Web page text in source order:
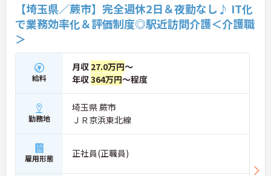
【埼玉県／蕨市】完全週休2日＆夜勤なし♪ IT化
で業務効率化＆評価制度◎駅近訪問介護＜介護職
＞
給料
月収 27.0万円～
年収364万円～程度
勤務地
埼玉県 蕨市
ＪＲ京浜東北線
雇用形態 正社員(正職員)